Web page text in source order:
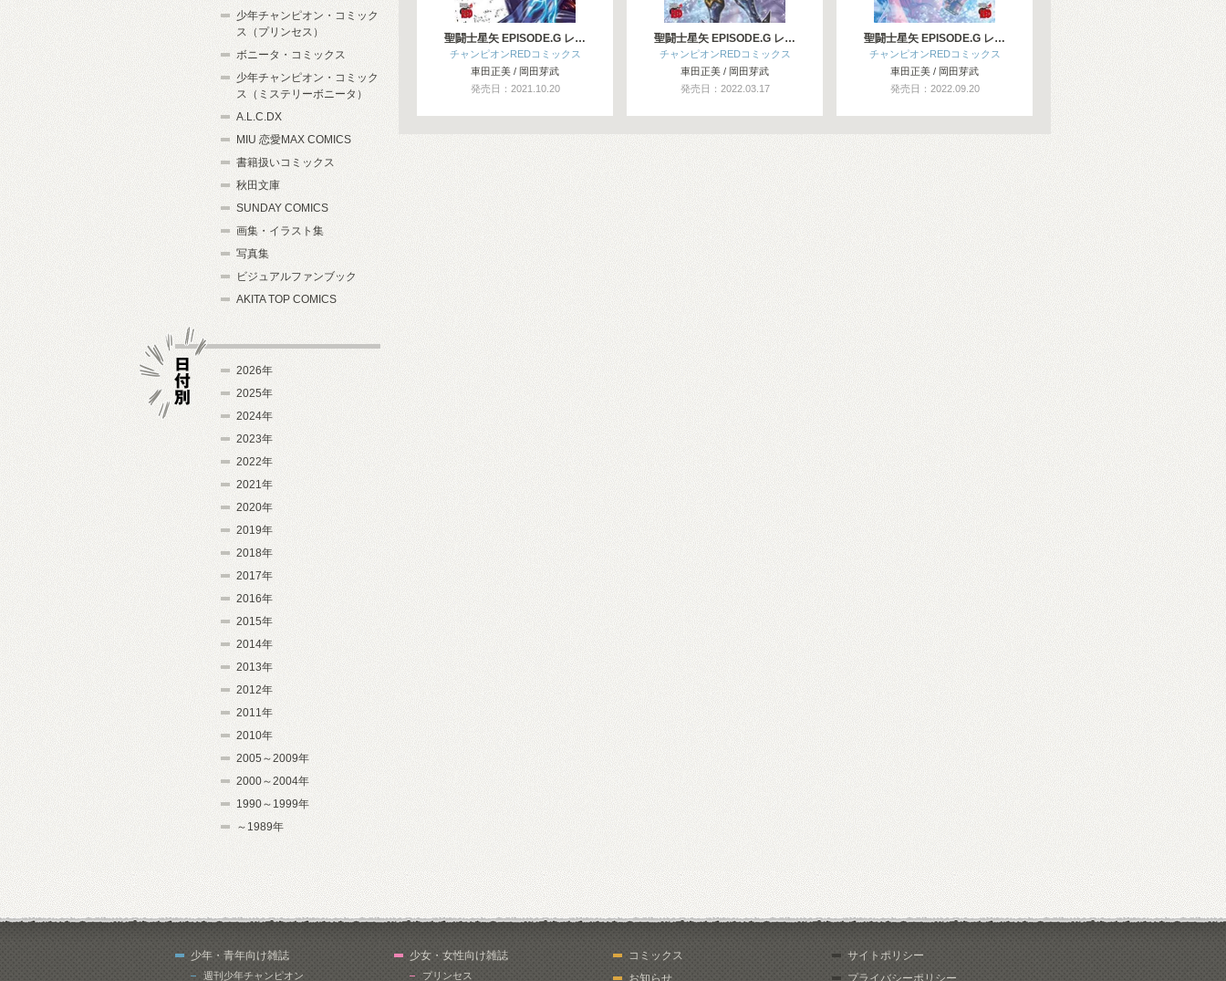
聖闘士星矢 EPISODE.G レ…
チャンピオンREDコミックス
車田正美 / 岡田芽武
発売日：2021.10.20
聖闘士星矢 EPISODE.G レ…
チャンピオンREDコミックス
車田正美 / 岡田芽武
発売日：2022.03.17
聖闘士星矢 EPISODE.G レ…
チャンピオンREDコミックス
車田正美 / 岡田芽武
発売日：2022.09.20
少年チャンピオン・コミック
ス（プリンセス）
ボニータ・コミックス
少年チャンピオン・コミック
ス（ミステリーボニータ）
A.L.C.DX
MIU 恋愛MAX COMICS
書籍扱いコミックス
秋田文庫
SUNDAY COMICS
画集・イラスト集
写真集
ビジュアルファンブック
AKITA TOP COMICS
2026年
2025年
2024年
2023年
2022年
2021年
2020年
2019年
2018年
2017年
2016年
2015年
2014年
2013年
2012年
2011年
2010年
2005～2009年
2000～2004年
1990～1999年
～1989年
少年・青年向け雑誌
週刊少年チャンピオン
少女・女性向け雑誌
プリンセス
コミックス
お知らせ
サイトポリシー
プライバシーポリシー